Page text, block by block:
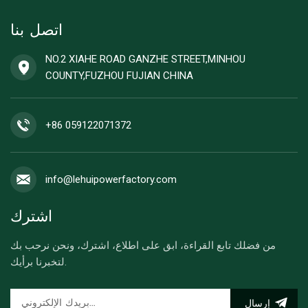
اتصل بنا
NO.2 XIAHE ROAD GANZHE STREET,MINHOU
COUNTY,FUZHOU FUJIAN CHINA
+86 059122071372
info@lehuipowerfactory.com
اشترك
من فضلك تابع القراءة، ابق على اطلاع، اشترك، ونحن نرحب بك
لتخبرنا برأيك.
إرسال